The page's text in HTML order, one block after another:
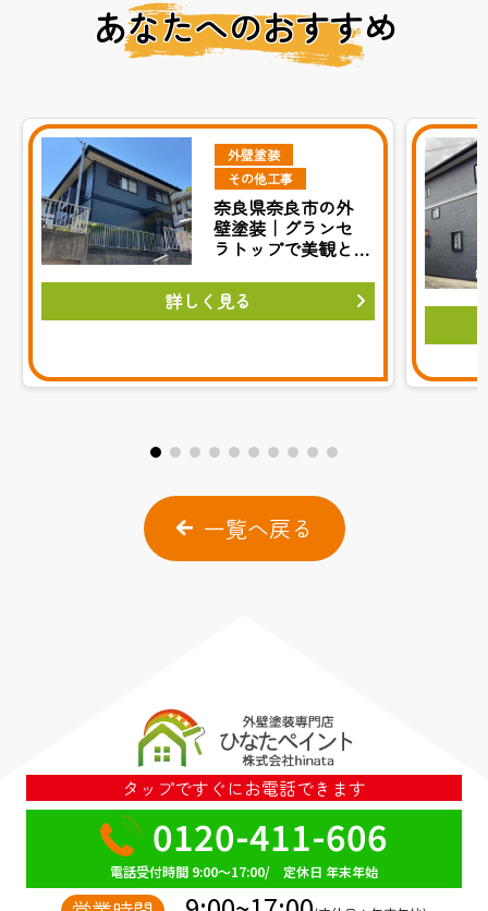
あなたへのおすすめ
外壁塗装
その他工事
奈良県奈良市の外
壁塗装｜グランセ
ラトップで美観と
詳しく見る
一覧へ戻る
タップですぐにお電話できます
0120-411-606
電話受付時間 9:00～17:00/ 定休日 年末年始